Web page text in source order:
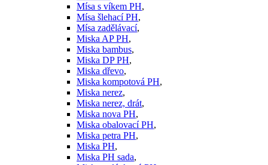
Mísa s víkem PH,
Mísa šlehací PH,
Mísa zadělávací,
Miska AP PH,
Miska bambus,
Miska DP PH,
Miska dřevo,
Miska kompotová PH,
Miska nerez,
Miska nerez, drát,
Miska nova PH,
Miska obalovací PH,
Miska petra PH,
Miska PH,
Miska PH sada,